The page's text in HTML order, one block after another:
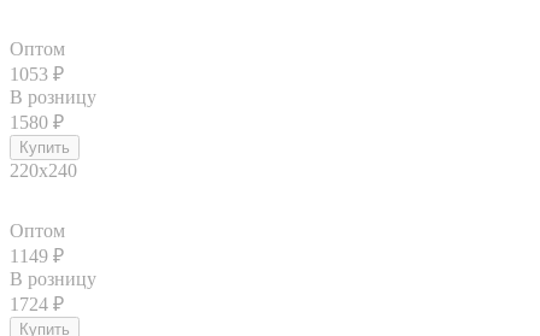
Оптом
1053 ₽
В розницу
1580 ₽
220х240
Оптом
1149 ₽
В розницу
1724 ₽